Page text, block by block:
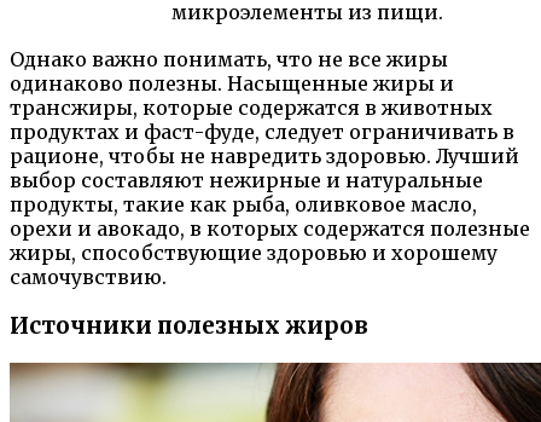
микроэлементы из пищи.
Однако важно понимать, что не все жиры
одинаково полезны. Насыщенные жиры и
трансжиры, которые содержатся в животных
продуктах и фаст-фуде, следует ограничивать в
рационе, чтобы не навредить здоровью. Лучший
выбор составляют нежирные и натуральные
продукты, такие как рыба, оливковое масло,
орехи и авокадо, в которых содержатся полезные
жиры, способствующие здоровью и хорошему
самочувствию.
Источники полезных жиров